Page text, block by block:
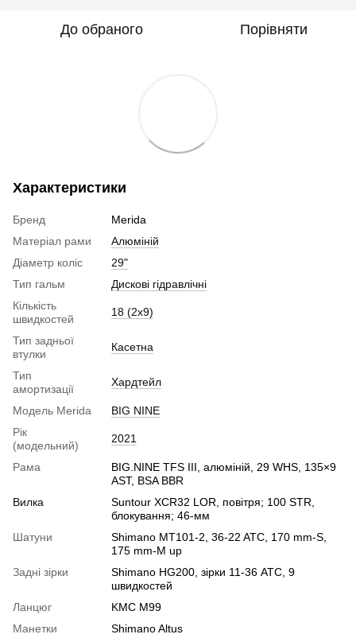
До обраного Порівняти
Характеристики
Бренд
Merida
Матеріал рами
Алюміній
Діаметр коліс
29"
Тип гальм
Дискові гідравлічні
Кількість
швидкостей
18 (2x9)
Тип задньої
втулки
Касетна
Тип
амортизації
Хардтейл
Модель Merida
BIG NINE
Рік
(модельний)
2021
Рама
BIG.NINE TFS III, алюміній, 29 WHS, 135×9
AST, BSA BBR
Вилка
Suntour XCR32 LOR, повітря; 100 STR,
блокування; 46-мм
Шатуни
Shimano MT101-2, 36-22 ATC, 170 mm-S,
175 mm-M up
Задні зірки
Shimano HG200, зірки 11-36 ATC, 9
швидкостей
Ланцюг
KMC M99
Манетки
Shimano Altus